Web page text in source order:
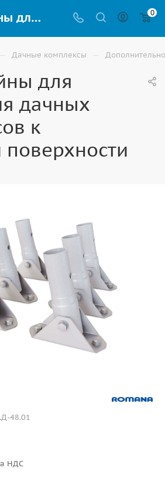
Кронштейны для крепления дачных комплексов к бетонной поверхности купить в Волгограде 0
— Дачные комплексы —
для
дачных
к
48.01
НДС